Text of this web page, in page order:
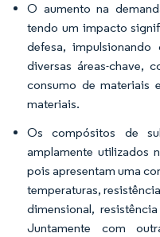
O aumento na
tendo um impacto
defesa,
diversas áreas-chave,
consumo de materiais
materiais.
Os compósitos de
amplamente utilizados
pois apresentam uma
temperaturas,
dimensional,
Juntamente com